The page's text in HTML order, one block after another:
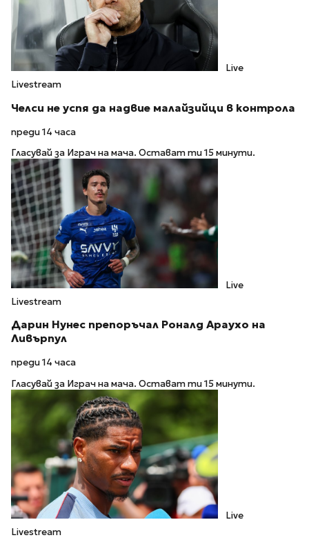
Live
Livestream
Челси не успя да надвие малайзийци в контрола
преди 14 часа
Гласувай за Играч на мача. Остават ти 15 минути.
Live
Livestream
Дарин Нунес препоръчал Роналд Араухо на
Ливърпул
преди 14 часа
Гласувай за Играч на мача. Остават ти 15 минути.
Live
Livestream